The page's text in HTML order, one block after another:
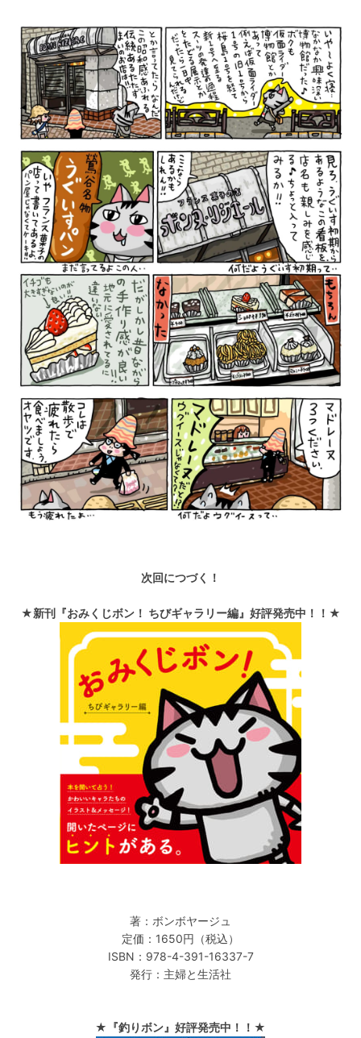
次回につづく！
★新刊『おみくじボン！ ちびギャラリー編』好評発売中！！★
著：ボンボヤージュ
定価：1650円（税込）
ISBN：978-4-391-16337-7
発行：主婦と生活社
★『釣りボン』好評発売中！！★